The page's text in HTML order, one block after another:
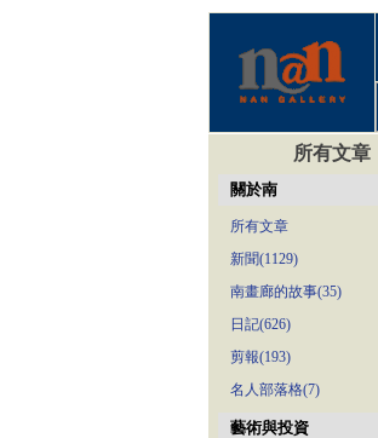
所有文章
關於南
所有文章
新聞(1129)
南畫廊的故事(35)
日記(626)
剪報(193)
名人部落格(7)
藝術與投資